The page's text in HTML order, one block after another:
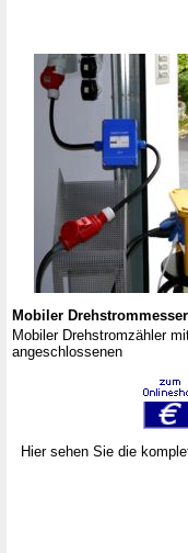
Mobiler
Mobiler Drehstromzähler
angeschlossenen
Hier sehen Sie die